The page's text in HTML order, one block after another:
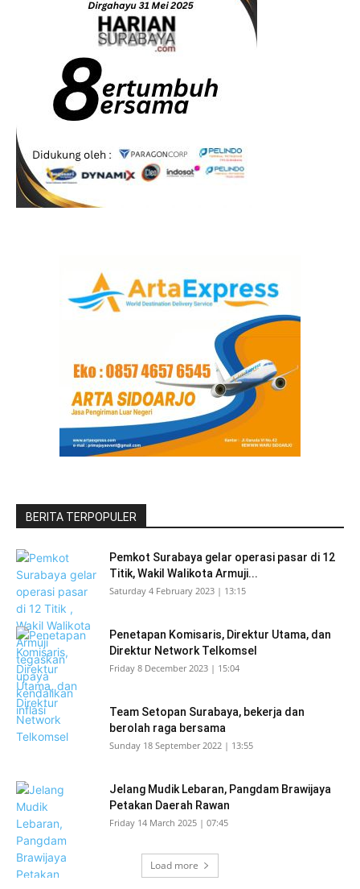
BERITA TERPOPULER
Pemkot Surabaya gelar operasi pasar di 12
Titik, Wakil Walikota Armuji...
Saturday 4 February 2023 | 13:15
Penetapan Komisaris, Direktur Utama, dan
Direktur Network Telkomsel
Friday 8 December 2023 | 15:04
Team Setopan Surabaya, bekerja dan
berolah raga bersama
Sunday 18 September 2022 | 13:55
Jelang Mudik Lebaran, Pangdam Brawijaya
Petakan Daerah Rawan
Friday 14 March 2025 | 07:45
Load more